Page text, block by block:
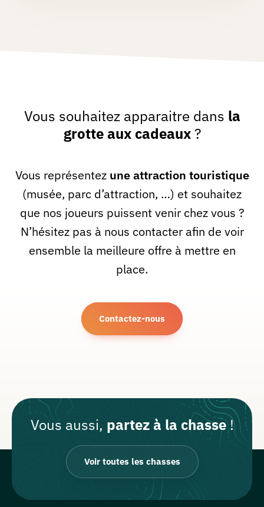
Vous souhaitez apparaitre dans la
grotte aux cadeaux?
Vous représentez une attraction touristique
(musée, parc d’attraction, …) et souhaitez
que nos joueurs puissent venir chez vous ?
N’hésitez pas à nous contacter afin de voir
ensemble la meilleure offre à mettre en
place.
Contactez-nous
Vous aussi, partez à la chasse!
Voir toutes les chasses